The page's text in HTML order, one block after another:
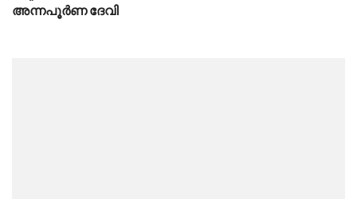
അന്നപൂർണ ദേവി